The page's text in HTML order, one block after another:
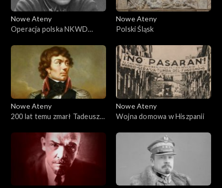
Nowe Ateny
Operacja polska NKWD
Nowe Ateny
Polski Śląsk
Nowe Ateny
200 lat temu zmarł Tadeusz
Nowe Ateny
Wojna domowa w Hiszpanii